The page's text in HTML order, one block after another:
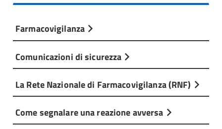
Farmacovigilanza
Comunicazioni di sicurezza
La Rete Nazionale di Farmacovigilanza (RNF)
Come segnalare una reazione avversa